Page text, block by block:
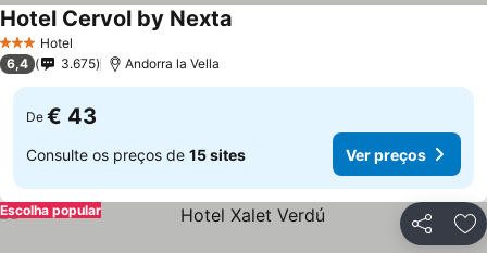
3 EstrelasHotel
Hotel Cervol by Nexta
6,4 3.675 Andorra la Vella
De € 43
Consulte os preços de 15 sites Ver preços
Partilhar
Escolha popular